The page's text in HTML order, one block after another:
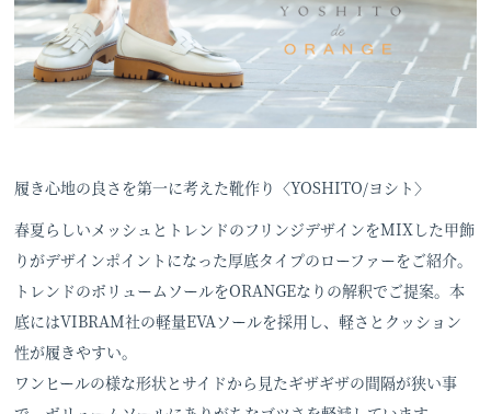
履き心地の良さを第一に考えた靴作り〈YOSHITO/ヨシト〉
春夏らしいメッシュとトレンドのフリンジデザインをMIXした甲飾
りがデザインポイントになった厚底タイプのローファーをご紹介。
トレンドのボリュームソールをORANGEなりの解釈でご提案。本
底にはVIBRAM社の軽量EVAソールを採用し、軽さとクッション
性が履きやすい。
ワンヒールの様な形状とサイドから見たギザギザの間隔が狭い事